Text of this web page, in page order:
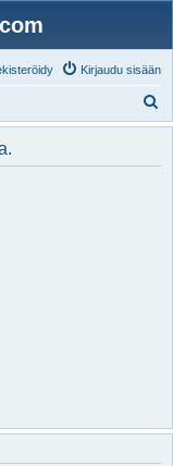
Kirjaudu sisään
t